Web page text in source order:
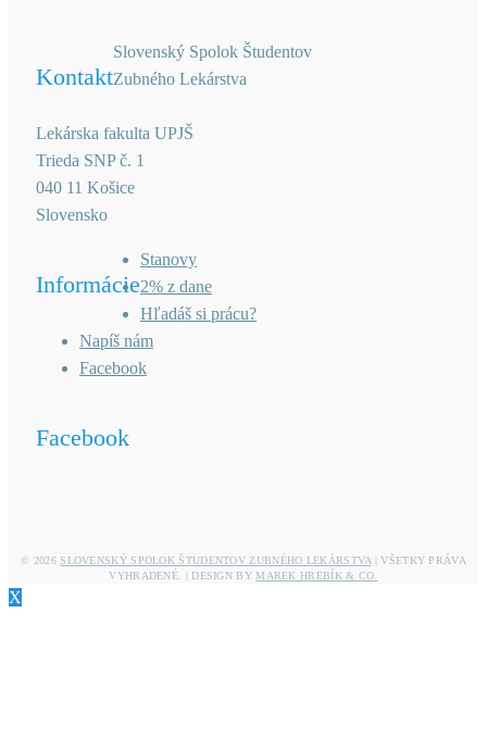
Kontakt
Slovenský Spolok Študentov
Zubného Lekárstva
Lekárska fakulta UPJŠ
Trieda SNP č. 1
040 11 Košice
Slovensko
Informácie
Stanovy
2% z dane
Hľadáš si prácu?
Napíš nám
Facebook
Facebook
© 2026SLOVENSKÝ SPOLOK ŠTUDENTOV ZUBNÉHO LEKÁRSTVA | VŠETKY PRÁVA
VYHRADENÉ. | DESIGN BYMAREK HREBÍK & CO.
X